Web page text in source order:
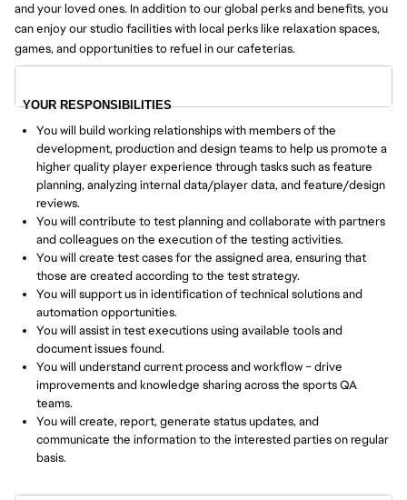
and your loved ones. In addition to our global perks and benefits, you
can enjoy our studio facilities with local perks like relaxation spaces,
games, and opportunities to refuel in our cafeterias.
YOUR RESPONSIBILITIES
You will build working relationships with members of the
development, production and design teams to help us promote a
higher quality player experience through tasks such as feature
planning, analyzing internal data/player data, and feature/design
reviews.
You will contribute to test planning and collaborate with partners
and colleagues on the execution of the testing activities.
You will create test cases for the assigned area, ensuring that
those are created according to the test strategy.
You will support us in identification of technical solutions and
automation opportunities.
You will assist in test executions using available tools and
document issues found.
You will understand current process and workflow – drive
improvements and knowledge sharing across the sports QA
teams.
You will create, report, generate status updates, and
communicate the information to the interested parties on regular
basis.